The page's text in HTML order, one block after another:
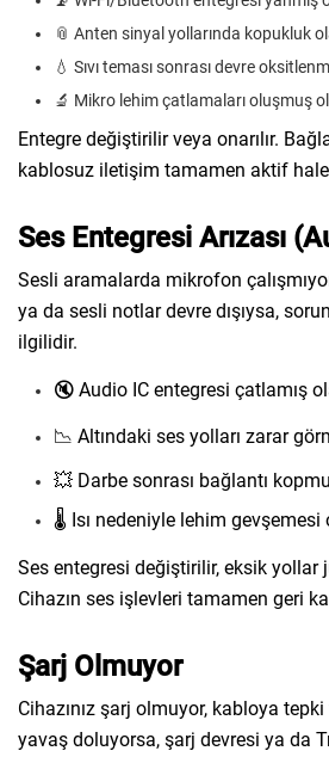
📎 Anten sinyal yollarında kopukluk
💧 Sıvı teması sonrası devre
🔬 Mikro lehim çatlamaları oluşmuş
Entegre değiştirilir veya onarılır.
kablosuz iletişim tamamen aktif
Ses Entegresi Arızası
Sesli aramalarda mikrofon
ya da sesli notlar devre dışıysa,
ilgilidir.
🔇 Audio IC entegresi çatlamış
📉 Altındaki ses yolları zarar
💥 Darbe sonrası bağlantı
🌡️ Isı nedeniyle lehim
Ses entegresi değiştirilir, eksik yollar
Cihazın ses işlevleri tamamen geri
Şarj Olmuyor
Cihazınız şarj olmuyor, kabloya
yavaş doluyorsa, şarj devresi ya da